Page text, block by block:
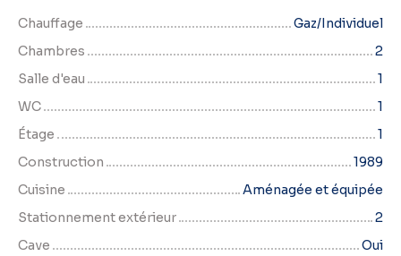
Chauffage
Gaz/Individuel
Chambres
2
Salle d'eau
1
WC
1
Étage
1
Construction
1989
Cuisine
Aménagée et équipée
Stationnement extérieur
2
Cave
Oui